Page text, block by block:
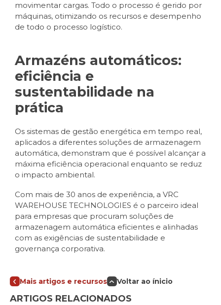
movimentar cargas. Todo o processo é gerido por
máquinas, otimizando os recursos e desempenho
de todo o processo logístico.
Armazéns automáticos:
eficiência e
sustentabilidade na
prática
Os sistemas de gestão energética em tempo real,
aplicados a diferentes soluções de armazenagem
automática, demonstram que é possível alcançar a
máxima eficiência operacional enquanto se reduz
o impacto ambiental.
Com mais de 30 anos de experiência, a VRC
WAREHOUSE TECHNOLOGIES é o parceiro ideal
para empresas que procuram soluções de
armazenagem automática eficientes e alinhadas
com as exigências de sustentabilidade e
governança corporativa.
Mais artigos e recursos Voltar ao ínicio
ARTIGOS RELACIONADOS